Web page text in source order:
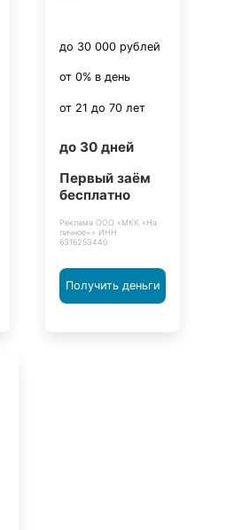
до 30 000 рублей
от 0% в день
от 21 до 70 лет
до 30 дней
Первый заём
бесплатно
Реклама ООО «МКК «На
личное+» ИНН
6316253440
Получить деньги